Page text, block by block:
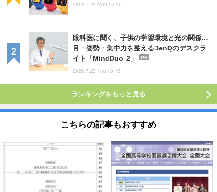
2018.7.23 Mon 15:15
眼科医に聞く、子供の学習環境と光の関係…
目・姿勢・集中力を整えるBenQのデスクラ
イト「MindDuo 2」
PR
2026.7.23 Thu 10:15
ランキングをもっと見る
こちらの記事もおすすめ